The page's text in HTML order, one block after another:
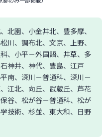
北園、小金井北、豊多摩、
川、調布北、文京、上野、
、小平－外国語、井草、多
神井、神代、豊島、江戸
南、深川－普通科、深川－
江北、向丘、武蔵丘、芦花
谷、松が谷－普通科、松が
技術、杉並、東大和、日野